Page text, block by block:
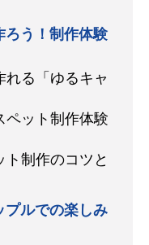
ろう！制作体験
れる「ゆるキャ
ペット制作体験
制作のコツと
プルでの楽しみ